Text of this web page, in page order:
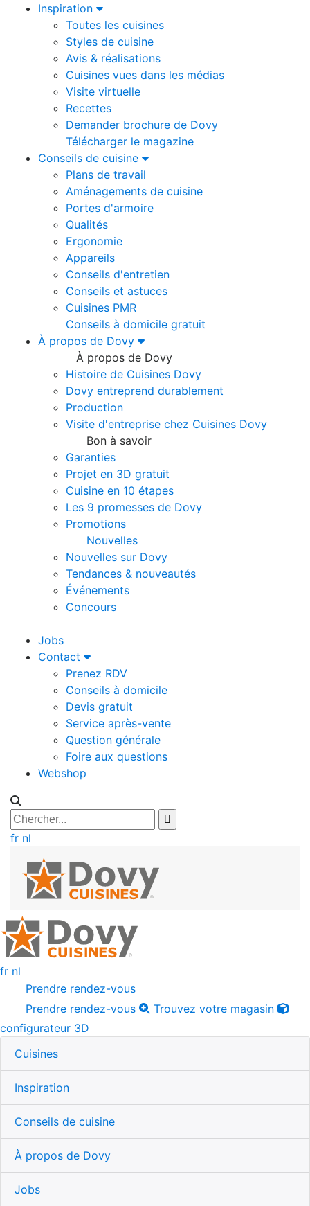
Inspiration
Toutes les cuisines
Styles de cuisine
Avis & réalisations
Cuisines vues dans les médias
Visite virtuelle
Recettes
Demander brochure de Dovy
Télécharger le magazine
Conseils de cuisine
Plans de travail
Aménagements de cuisine
Portes d'armoire
Qualités
Ergonomie
Appareils
Conseils d'entretien
Conseils et astuces
Cuisines PMR
Conseils à domicile gratuit
À propos de Dovy
À propos de Dovy
Histoire de Cuisines Dovy
Dovy entreprend durablement
Production
Visite d'entreprise chez Cuisines Dovy
Bon à savoir
Garanties
Projet en 3D gratuit
Cuisine en 10 étapes
Les 9 promesses de Dovy
Promotions
Nouvelles
Nouvelles sur Dovy
Tendances & nouveautés
Événements
Concours
Jobs
Contact
Prenez RDV
Conseils à domicile
Devis gratuit
Service après-vente
Question générale
Foire aux questions
Webshop
fr nl
fr nl
Prendre rendez-vous
Prendre rendez-vous
Trouvez votre magasin
configurateur 3D
Cuisines
Inspiration
Conseils de cuisine
À propos de Dovy
Jobs